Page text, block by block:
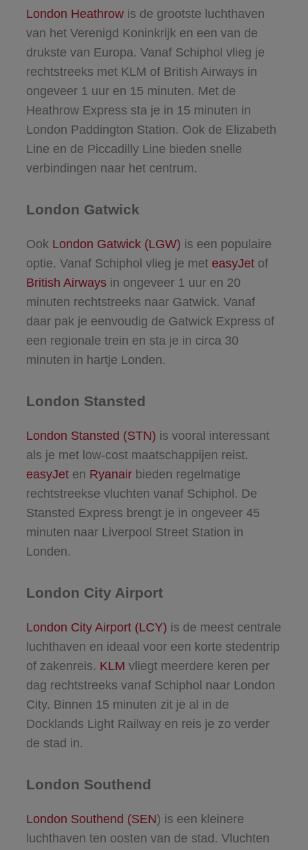
London Heathrowis de grootste luchthaven
van het Verenigd Koninkrijk en een van de
drukste van Europa. Vanaf Schiphol vlieg je
rechtstreeks met KLM of British Airways in
ongeveer 1 uur en 15 minuten. Met de
Heathrow Express sta je in 15 minuten in
London Paddington Station. Ook de Elizabeth
Line en de Piccadilly Line bieden snelle
verbindingen naar het centrum.
London Gatwick
Ook London Gatwick (LGW) is een populaire
optie. Vanaf Schiphol vlieg je met easyJetof
British Airwaysin ongeveer 1 uur en 20
minuten rechtstreeks naar Gatwick. Vanaf
daar pak je eenvoudig de Gatwick Express of
een regionale trein en sta je in circa 30
minuten in hartje Londen.
London Stansted
London Stansted (STN) is vooral interessant
als je met low-cost maatschappijen reist.
easyJeten Ryanairbieden regelmatige
rechtstreekse vluchten vanaf Schiphol. De
Stansted Express brengt je in ongeveer 45
minuten naar Liverpool Street Station in
Londen.
London City Airport
London City Airport (LCY) is de meest centrale
luchthaven en ideaal voor een korte stedentrip
of zakenreis. KLM vliegt meerdere keren per
dag rechtstreeks vanaf Schiphol naar London
City. Binnen 15 minuten zit je al in de
Docklands Light Railway en reis je zo verder
de stad in.
London Southend
London Southend (SEN) is een kleinere
luchthaven ten oosten van de stad. Vluchten